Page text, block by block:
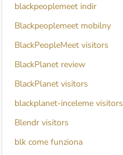
blackpeoplemeet indir
Blackpeoplemeet mobilny
BlackPeopleMeet visitors
BlackPlanet review
BlackPlanet visitors
blackplanet-inceleme visitors
Blendr visitors
blk come funziona